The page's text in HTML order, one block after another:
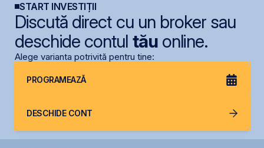
START INVESTIȚII
Discută direct cu un broker sau
deschide contul tăuonline.
Alege varianta potrivită pentru tine:
PROGRAMEAZĂ
DESCHIDE CONT